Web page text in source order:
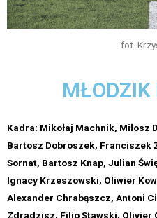
fot.
MŁODZIK
Kadra: Mikołaj Machnik,
Bartosz Dobroszek, Franciszek
Sornat, Bartosz Knap, Julian
Ignacy Krzeszowski, Oliwier
Alexander Chrabąszcz, Antoni
Zdradzisz, Filip Stawski, Olivier